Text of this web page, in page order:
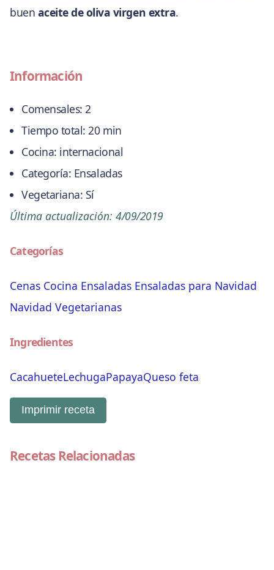
buen aceite de oliva virgen extra.
Información
Comensales: 2
Tiempo total: 20 min
Cocina: internacional
Categoría: Ensaladas
Vegetariana: Sí
Última actualización: 4/09/2019
Categorías
Cenas Cocina Ensaladas Ensaladas para Navidad
Navidad Vegetarianas
Ingredientes
CacahueteLechugaPapayaQueso feta
Imprimir receta
Recetas Relacionadas